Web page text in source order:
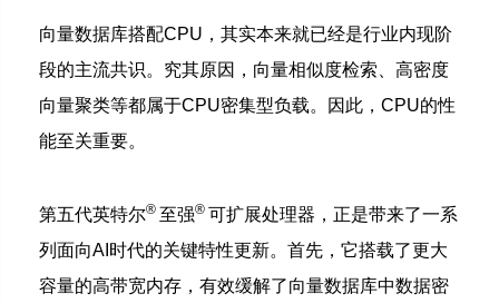
向量数据库搭配CPU，其实本来就已经是行业内现阶
段的主流共识。 究其原因，向量相似度检索、高密度
向量聚类等都属于CPU密集型负载。因此，CPU的性
能至关重要。
第五代英特尔® 至强® 可扩展处理器，正是带来了一系
列面向AI时代的关键特性更新。 首先，它搭载了更大
容量的高带宽内存，有效缓解了向量数据库中数据密